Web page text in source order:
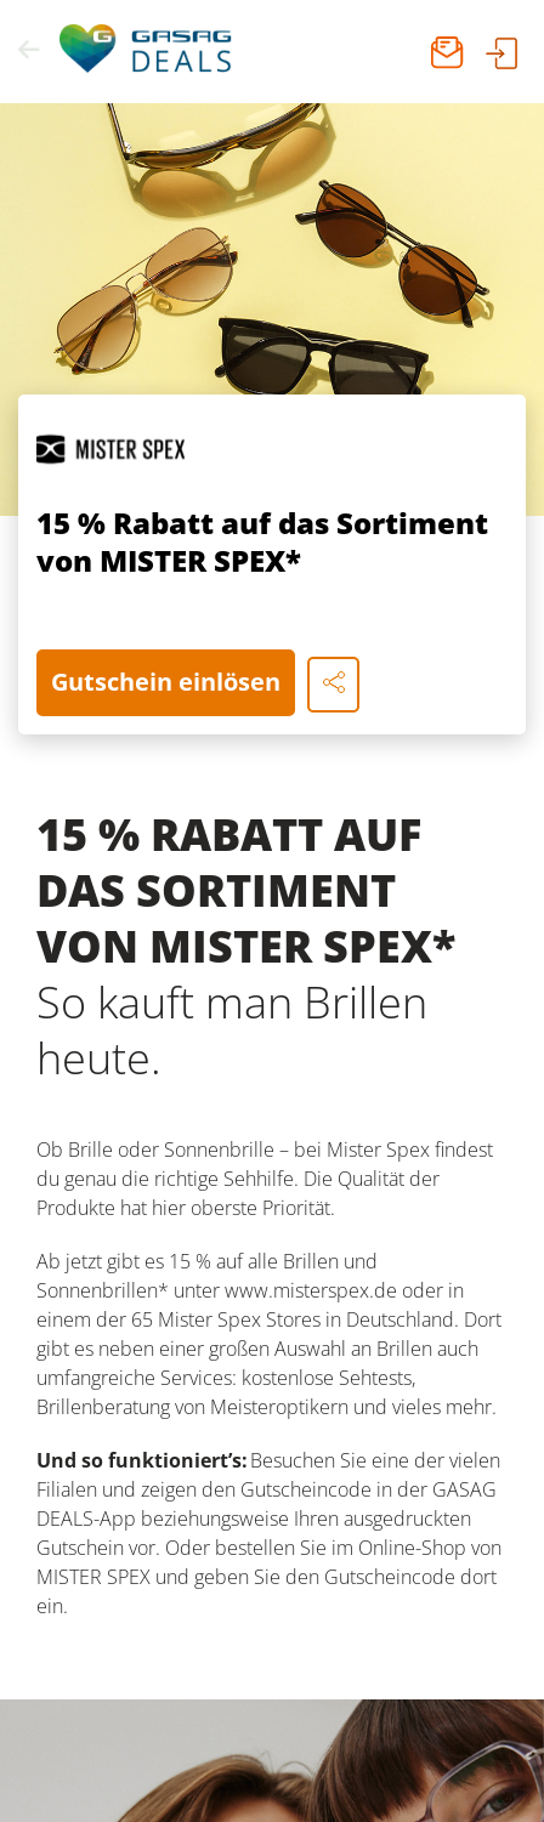
Inhalt
springen
15 % Rabatt auf das Sortiment
von MISTER SPEX*
Gutschein einlösen
15 % RABATT AUF
DAS SORTIMENT
VON MISTER SPEX*
So kauft man Brillen
heute.
Ob Brille oder Sonnenbrille – bei Mister Spex findest
du genau die richtige Sehhilfe. Die Qualität der
Produkte hat hier oberste Priorität.
Ab jetzt gibt es 15 % auf alle Brillen und
Sonnenbrillen* unter www.misterspex.de oder in
einem der 65 Mister Spex Stores in Deutschland. Dort
gibt es neben einer großen Auswahl an Brillen auch
umfangreiche Services: kostenlose Sehtests,
Brillenberatung von Meisteroptikern und vieles mehr.
Und so funktioniert’s:Besuchen Sie eine der vielen
Filialen und zeigen den Gutscheincode in der GASAG
DEALS-App beziehungsweise Ihren ausgedruckten
Gutschein vor. Oder bestellen Sie im Online-Shop von
MISTER SPEX und geben Sie den Gutscheincode dort
ein.